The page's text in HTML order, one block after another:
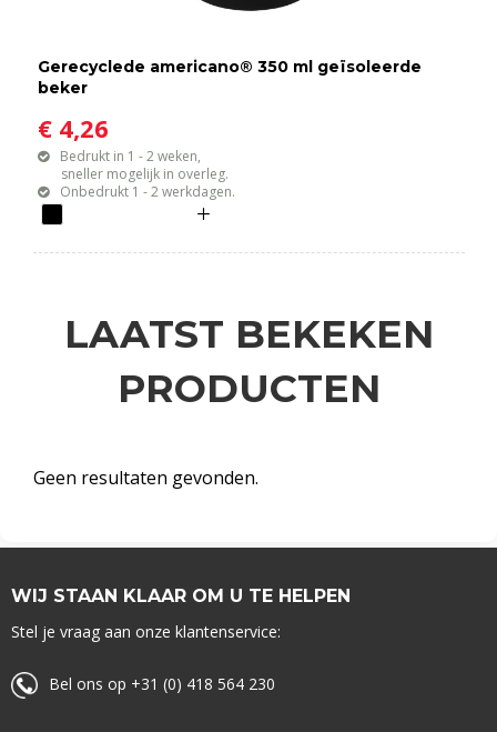
Gerecyclede americano® 350 ml geïsoleerde
beker
€ 4,26
Bedrukt in 1 - 2 weken,
sneller mogelijk in overleg.
Onbedrukt 1 - 2 werkdagen.
LAATST BEKEKEN
PRODUCTEN
Geen resultaten gevonden.
WIJ STAAN KLAAR OM U TE HELPEN
Stel je vraag aan onze klantenservice:
Bel ons op +31 (0) 418 564 230